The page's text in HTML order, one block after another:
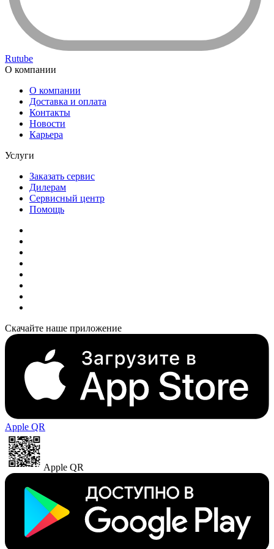
Rutube
О компании
О компании
Доставка и оплата
Контакты
Новости
Карьера
Услуги
Заказать сервис
Дилерам
Сервисный центр
Помощь
Скачайте наше приложение
Apple QR
Apple QR